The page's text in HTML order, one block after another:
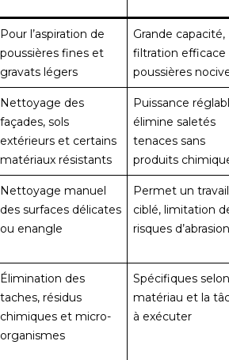
Pour l’aspiration de
poussières fines et
gravats légers
Grande capacité,
filtration efficace
poussières
Nettoyage des
façades, sols
extérieurs et certains
matériaux résistants
Puissance
élimine saletés
tenaces sans
produits
Nettoyage manuel
des surfaces délicates
ou enangle
Permet un travail
ciblé, limitation
risques d’abrasion
Élimination des
taches, résidus
chimiques et micro-
organismes
Spécifiques
matériau et la
à exécuter